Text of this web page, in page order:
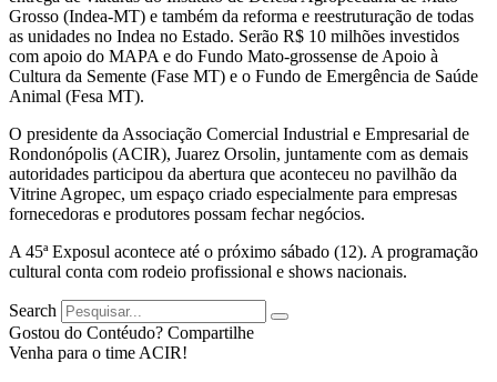
Grosso (Indea-MT) e também da reforma e reestruturação de todas
as unidades no Indea no Estado. Serão R$ 10 milhões investidos
com apoio do MAPA e do Fundo Mato-grossense de Apoio à
Cultura da Semente (Fase MT) e o Fundo de Emergência de Saúde
Animal (Fesa MT).
O presidente da Associação Comercial Industrial e Empresarial de
Rondonópolis (ACIR), Juarez Orsolin, juntamente com as demais
autoridades participou da abertura que aconteceu no pavilhão da
Vitrine Agropec, um espaço criado especialmente para empresas
fornecedoras e produtores possam fechar negócios.
A 45ª Exposul acontece até o próximo sábado (12). A programação
cultural conta com rodeio profissional e shows nacionais.
Search
Gostou do Contéudo? Compartilhe
Venha para o time ACIR!